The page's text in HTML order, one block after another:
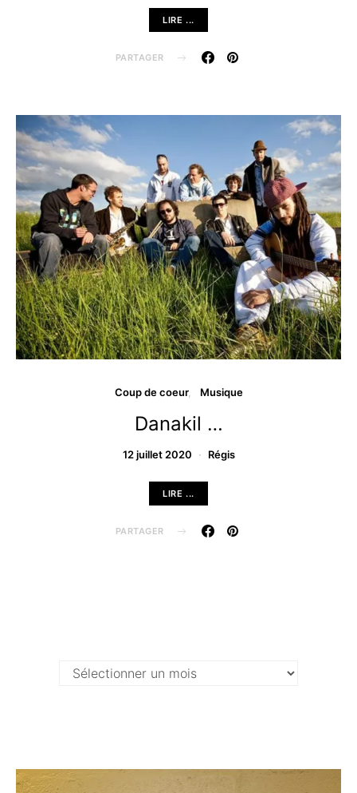
LIRE ...
PARTAGER
Coup de coeur Musique
Danakil …
12 juillet 2020 Régis
LIRE ...
PARTAGER
Archives